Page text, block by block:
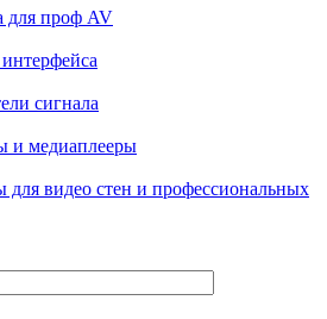
для проф AV
сигнала
и медиаплееры
видео стен и профессиональных